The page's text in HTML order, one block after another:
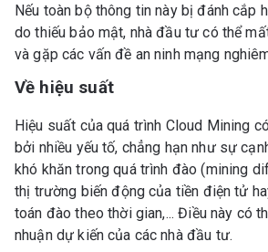
Nếu toàn bộ thông tin này bị đánh cắp
do thiếu bảo mật, nhà đầu tư có thể
và gặp các vấn đề an ninh mạng
Về hiệu suất
Hiệu suất của quá trình Cloud Mining
bởi nhiều yếu tố, chẳng hạn như sự
khó khăn trong quá trình đào (mining
thị trường biến động của tiền điện tử
toán đào theo thời gian,... Điều này có
nhuận dự kiến của các nhà đầu tư.